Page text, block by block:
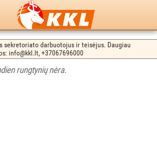
sekretoriato darbuotojus ir teisėjus. Daugiau
info@kkl.lt, +37067696000
rungtynių nėra.